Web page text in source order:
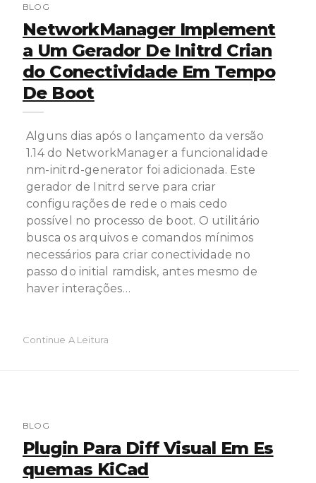
BLOG
NetworkManager Implement
A Um Gerador De Initrd Crian
Do Conectividade Em Tempo
De Boot
Alguns dias após o lançamento da versão
1.14 do NetworkManager a funcionalidade
nm-initrd-generator foi adicionada. Este
gerador de Initrd serve para criar
configurações de rede o mais cedo
possível no processo de boot. O utilitário
busca os arquivos e comandos mínimos
necessários para criar conectividade no
passo do initial ramdisk, antes mesmo de
haver interações…
Continue A Leitura
BLOG
Plugin Para Diff Visual Em Es
Quemas KiCad